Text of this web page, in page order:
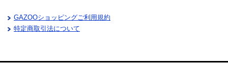
GAZOOショッピングご利用規約
特定商取引法について